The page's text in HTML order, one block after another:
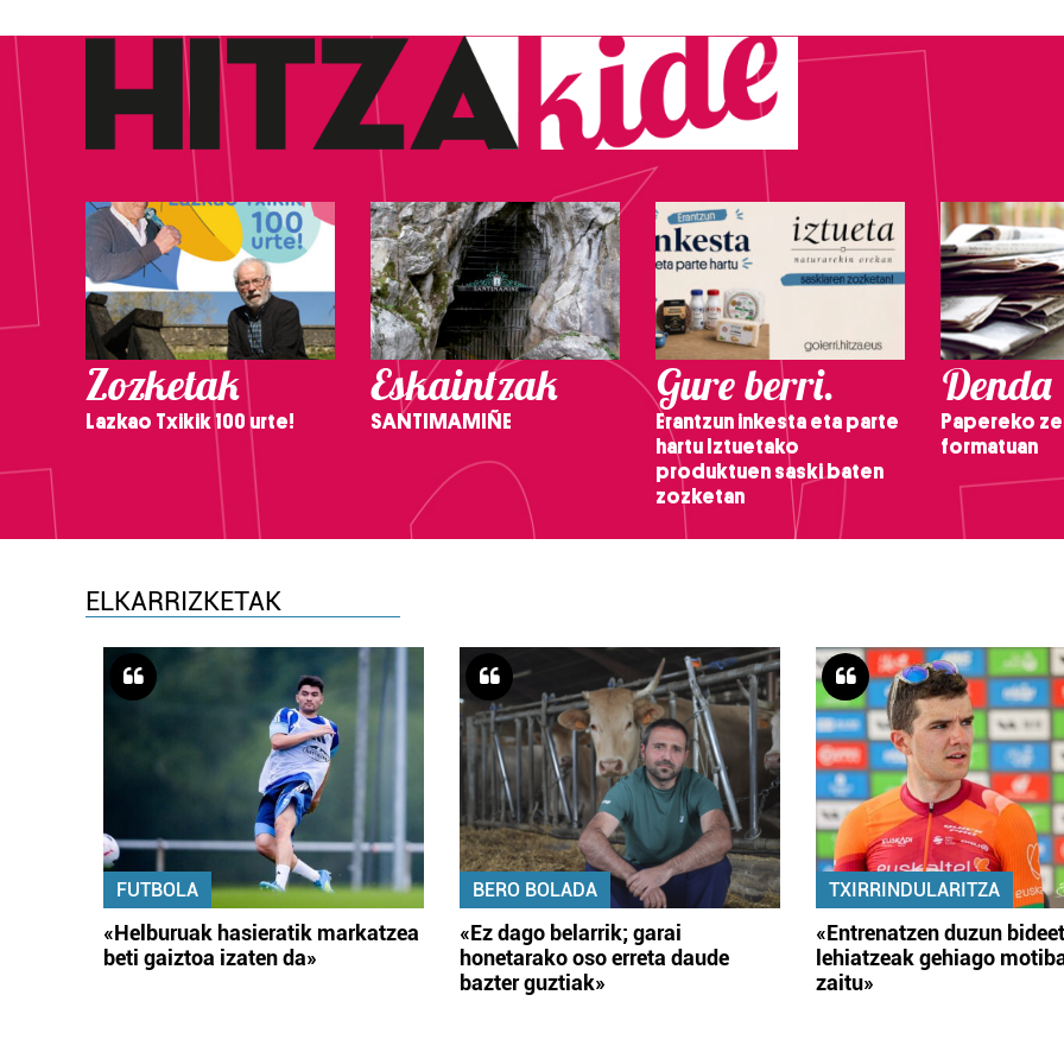
Zozketak
Lazkao Txikik 100 urte!
Eskaintzak
SANTIMAMIÑE
Gure berri.
Erantzun inkesta eta parte
hartu Iztuetako
produktuen saski baten
zozketan
Denda
Papereko
formatuan
ELKARRIZKETAK
FUTBOLA
«Helburuak hasieratik markatzea
beti gaiztoa izaten da»
BERO BOLADA
«Ez dago belarrik; garai
honetarako oso erreta daude
bazter guztiak»
TXIRRINDULARITZA
«Entrenatzen duzun
lehiatzeak gehiago
zaitu»